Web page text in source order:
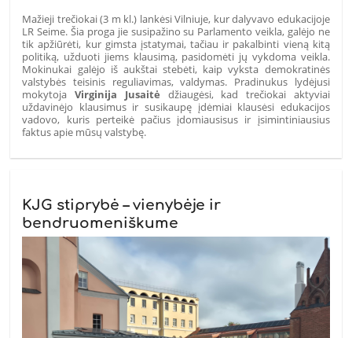
Mažieji trečiokai (3 m kl.) lankėsi Vilniuje, kur dalyvavo edukacijoje
LR Seime. Šia proga jie susipažino su Parlamento veikla, galėjo ne
tik apžiūrėti, kur gimsta įstatymai, tačiau ir pakalbinti vieną kitą
politiką, užduoti jiems klausimą, pasidomėti jų vykdoma veikla.
Mokinukai galėjo iš aukštai stebėti, kaip vyksta demokratinės
valstybės teisinis reguliavimas, valdymas. Pradinukus lydėjusi
mokytojaVirginija Jusaitė džiaugėsi, kad trečiokai aktyviai
uždavinėjo klausimus ir susikaupę įdėmiai klausėsi edukacijos
vadovo, kuris perteikė pačius įdomiausisus ir įsimintiniausius
faktus apie mūsų valstybę.
KJG stiprybė – vienybėje ir
bendruomeniškume